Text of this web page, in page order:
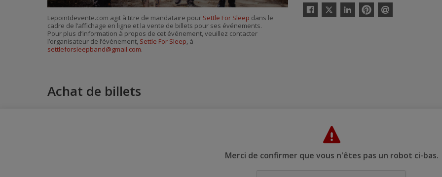
Facebook
Twitter
LinkedinPinterestEnvoyer
Lepointdevente.com agit à titre de mandataire pour Settle For Sleep dans le
cadre de l’affichage en ligne et la vente de billets pour ses événements.
Pour plus d’information à propos de cet événement, veuillez contacter
l’organisateur de l’événement, Settle For Sleep, à
settleforsleepband@gmail.com.
Achat de billets
Merci de confirmer que vous n'êtes pas un robot ci-bas.